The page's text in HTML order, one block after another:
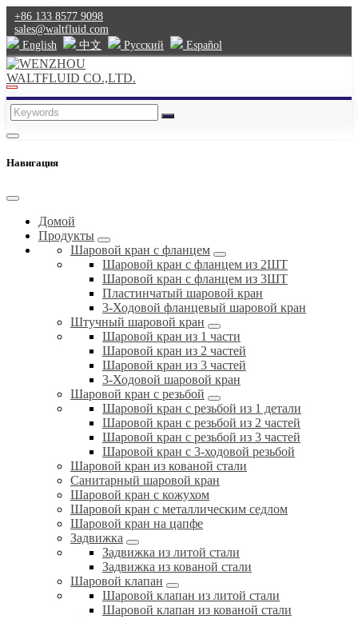
+86 133 8577 9098
sales@waltfluid.com
English
中文 Pусский Español
Навигация
Домой
Продукты
Шаровой кран с фланцем
Шаровой кран с фланцем из 2ШТ
Шаровой кран с фланцем из 3ШТ
Пластинчатый шаровой кран
3-Ходовой фланцевый шаровой кран
Штучный шаровой кран
Шаровой кран из 1 части
Шаровой кран из 2 частей
Шаровой кран из 3 частей
3-Ходовой шаровой кран
Шаровой кран с резьбой
Шаровой кран с резьбой из 1 детали
Шаровой кран с резьбой из 2 частей
Шаровой кран с резьбой из 3 частей
Шаровой кран с 3-ходовой резьбой
Шаровой кран из кованой стали
Санитарный шаровой кран
Шаровой кран с кожухом
Шаровой кран с металлическим седлом
Шаровой кран на цапфе
Задвижка
Задвижка из литой стали
Задвижка из кованой стали
Шаровой клапан
Шаровой клапан из литой стали
Шаровой клапан из кованой стали